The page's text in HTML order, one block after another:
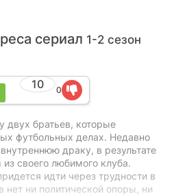
сериал 1-2 сезон
10 0
двух братьев, которые
футбольных делах. Недавно
драку, в результате
своего любимого клуба.
идти через трудности в
нет ни политической опоры, ни